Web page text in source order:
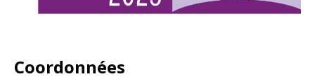
Coordonnées